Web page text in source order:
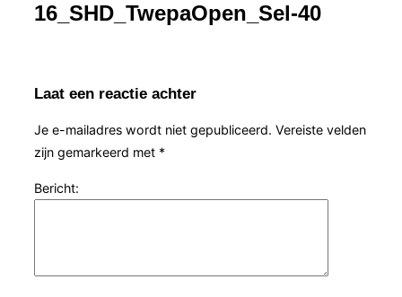
16_SHD_TwepaOpen_Sel-40
Laat een reactie achter
Je e-mailadres wordt niet gepubliceerd. Vereiste velden
zijn gemarkeerd met *
Bericht: